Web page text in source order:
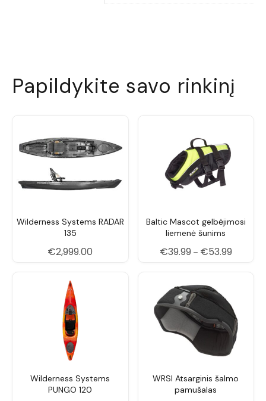
Papildykite savo rinkinį
Wilderness Systems RADAR
135
€2,999.00
Baltic Mascot gelbėjimosi
liemenė šunims
€39.99 – €53.99Price
Wilderness Systems
PUNGO 120
WRSI Atsarginis šalmo
pamušalas